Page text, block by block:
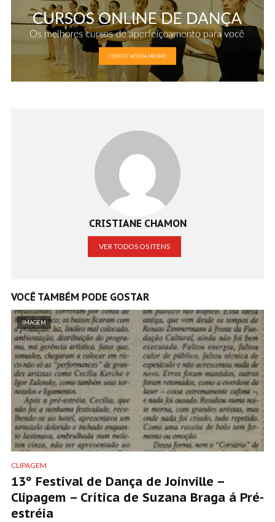
CRISTIANE CHAMON
VER TODOS OS ITENS
VOCÊ TAMBÉM PODE GOSTAR
IMAGEM
CLIPAGEM
13º Festival de Dança de Joinville –
Clipagem – Crítica de Suzana Braga á Pré-
estréia